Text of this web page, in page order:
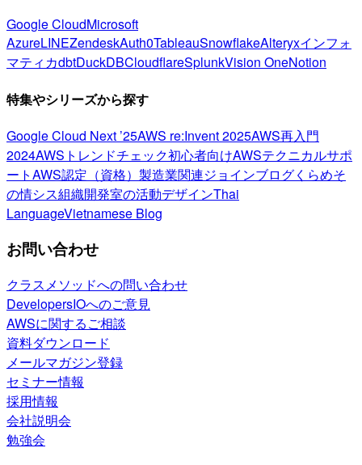
Google CloudMicrosoft
AzureLINEZendeskAuth0TableauSnowflakeAlteryxインフォ
マティカdbtDuckDBCloudflareSplunkVision OneNotion
特集やシリーズから探す
Google Cloud Next ’25AWS re:Invent 2025AWS再入門
2024AWSトレンドチェック初心者向けAWSテクニカルサポ
ートAWS認定（資格） 製造業関連ジョインブログくらめそ
の情シス組織開発室の活動デザインThai
LanguageVietnamese Blog
お問い合わせ
クラスメソッドへの問い合わせ
DevelopersIOへのご意見
AWSに関するご相談
資料ダウンロード
メールマガジン登録
セミナー情報
採用情報
会社説明会
勉強会